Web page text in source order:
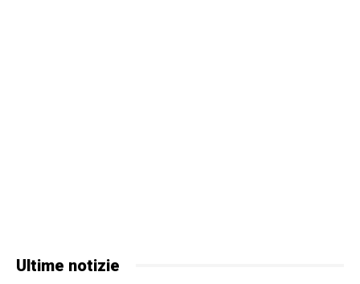
Ultime notizie